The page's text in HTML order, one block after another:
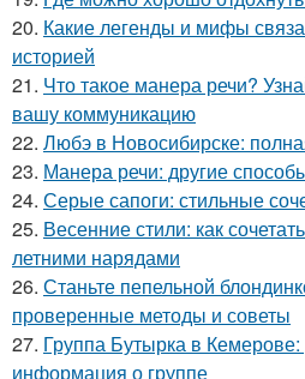
20. Какие легенды и мифы
историей
21. Что такое манера речи?
вашу коммуникацию
22. Любэ в Новосибирске:
23. Манера речи: другие
24. Серые сапоги: стильные
25. Весенние стили: как
летними нарядами
26. Станьте пепельной
проверенные методы и советы
27. Группа Бутырка в
информация о группе